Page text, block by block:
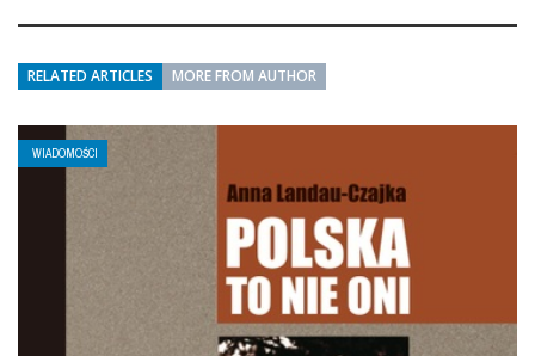
RELATED ARTICLES MORE FROM AUTHOR
WIADOMOŚCI